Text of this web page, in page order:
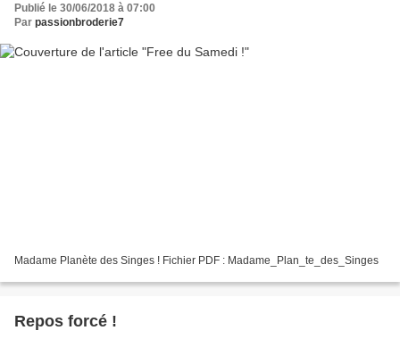
Publié le 30/06/2018 à 07:00
Par passionbroderie7
Madame Planète des Singes ! Fichier PDF : Madame_Plan_te_des_Singes
Repos forcé !